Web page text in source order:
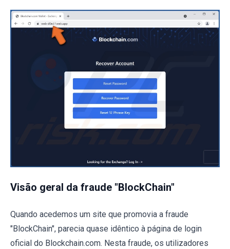
Visão geral da fraude "BlockChain"
Quando acedemos um site que promovia a fraude
"BlockChain", parecia quase idêntico à página de login
oficial do Blockchain.com. Nesta fraude, os utilizadores